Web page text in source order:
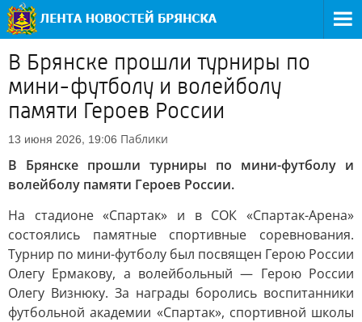
В Брянске прошли турниры по
мини-футболу и волейболу
памяти Героев России
13 июня 2026, 19:06 Паблики
В Брянске прошли турниры по мини-футболу и
волейболу памяти Героев России.
На стадионе «Спартак» и в СОК «Спартак-Арена»
состоялись памятные спортивные соревнования.
Турнир по мини-футболу был посвящен Герою России
Олегу Ермакову, а волейбольный — Герою России
Олегу Визнюку. За награды боролись воспитанники
футбольной академии «Спартак», спортивной школы